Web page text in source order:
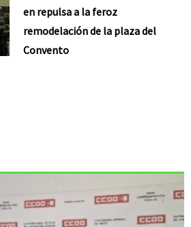
en repulsa a la feroz
remodelación de la plaza del
Convento